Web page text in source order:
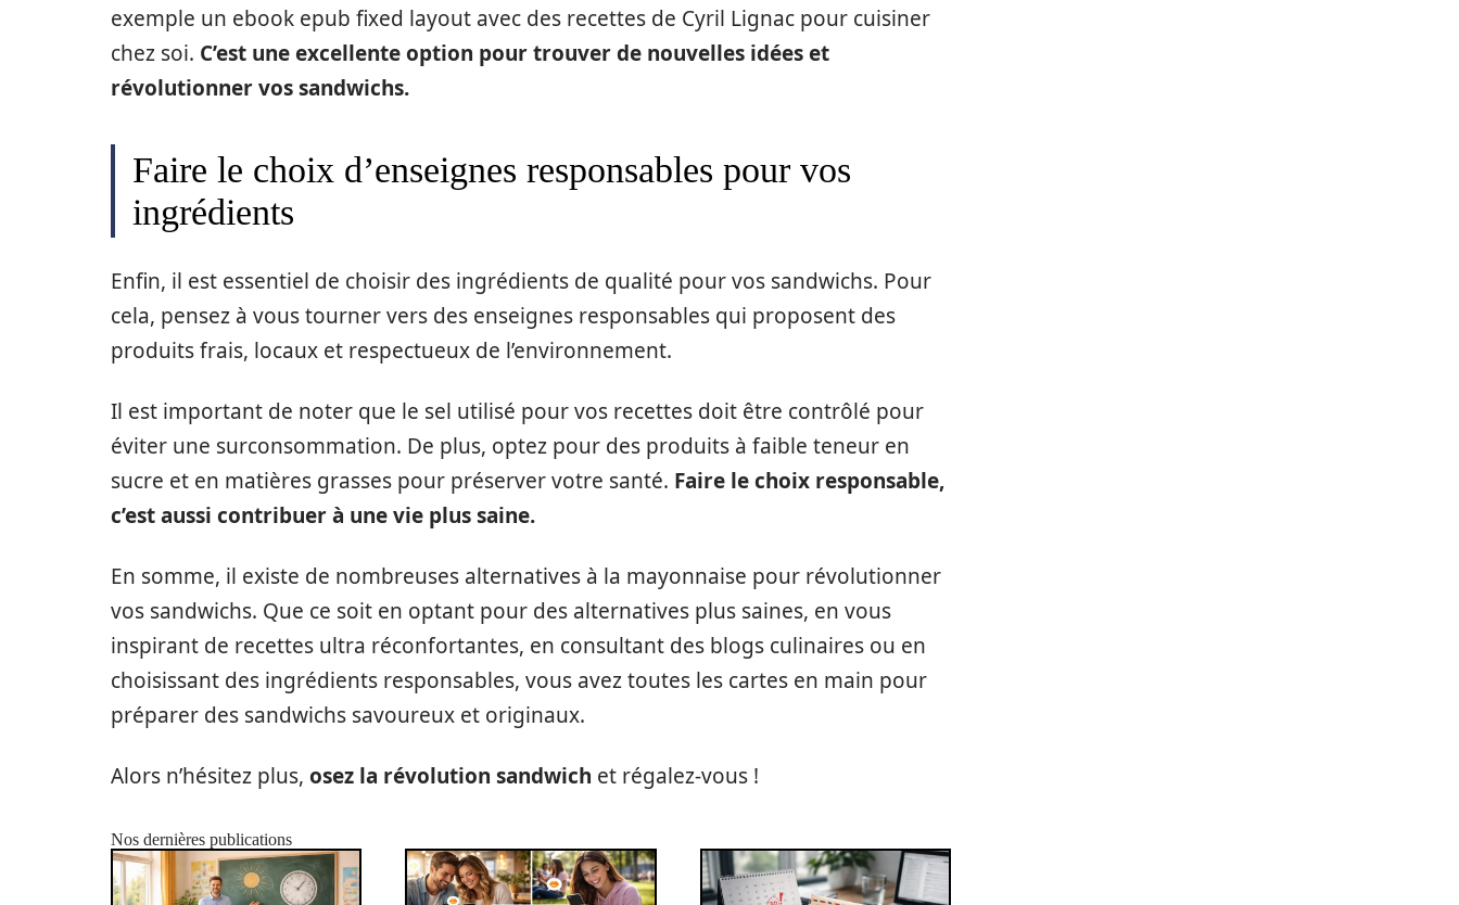
exemple un ebook epub fixed layout avec des recettes de Cyril Lignac pour cuisiner
chez soi. C’est une excellente option pour trouver de nouvelles idées et
révolutionner vos sandwichs.
Faire le choix d’enseignes responsables pour vos
ingrédients
Enfin, il est essentiel de choisir des ingrédients de qualité pour vos sandwichs. Pour
cela, pensez à vous tourner vers des enseignes responsables qui proposent des
produits frais, locaux et respectueux de l’environnement.
Il est important de noter que le sel utilisé pour vos recettes doit être contrôlé pour
éviter une surconsommation. De plus, optez pour des produits à faible teneur en
sucre et en matières grasses pour préserver votre santé. Faire le choix responsable,
c’est aussi contribuer à une vie plus saine.
En somme, il existe de nombreuses alternatives à la mayonnaise pour révolutionner
vos sandwichs. Que ce soit en optant pour des alternatives plus saines, en vous
inspirant de recettes ultra réconfortantes, en consultant des blogs culinaires ou en
choisissant des ingrédients responsables, vous avez toutes les cartes en main pour
préparer des sandwichs savoureux et originaux.
Alors n’hésitez plus, osez la révolution sandwich et régalez-vous !
Nos dernières publications